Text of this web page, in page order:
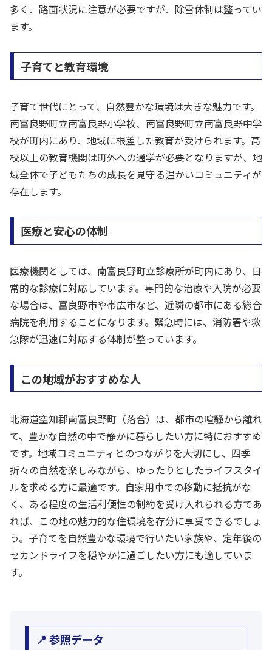
多く、路面状況に注意が必要ですが、除雪体制は整ってい
ます。
子育てと教育環境
子育て世代にとって、自然豊かな環境は大きな魅力です。
南富良野町立南富良野小学校、南富良野町立南富良野中学
校が町内にあり、地域に根差した教育が受けられます。高
校以上の教育機関は町外への通学が必要となりますが、地
域全体で子どもたちの成長を見守る温かいコミュニティが
存在します。
医療と安心の体制
医療機関としては、南富良野町立診療所が町内にあり、日
常的な診療に対応しています。専門的な治療や入院が必要
な場合は、富良野市や帯広市など、近隣の都市にある総合
病院を利用することになります。緊急時には、消防署や救
急隊が迅速に対応する体制が整っています。
この地域がおすすめな人
北海道空知郡南富良野町（落合）は、都市の喧騒から離れ
て、豊かな自然の中で静かに暮らしたい方に特におすすめ
です。地域コミュニティとのつながりを大切にし、四季
折々の自然を楽しみながら、ゆったりとしたライフスタイ
ルを求める方に最適です。自家用車での移動に抵抗がな
く、ある程度の生活利便性の制約を受け入れられる方であ
れば、この地の魅力的な住環境を存分に享受できるでしょ
う。子育てを自然豊かな環境で行いたい家族や、定年後の
セカンドライフを穏やかに過ごしたい方にも適していま
す。
📍 参照データ